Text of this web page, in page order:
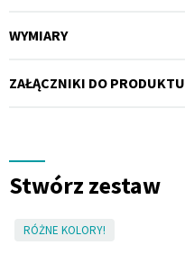
WYMIARY
ZAŁĄCZNIKI DO PRODUKTU
Stwórz zestaw
RÓŻNE KOLORY!